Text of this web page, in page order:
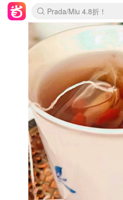
麦卢卡蜂蜜夏促！个位
Prada/Miu 4.8折！
啥？必胜客披萨5折！